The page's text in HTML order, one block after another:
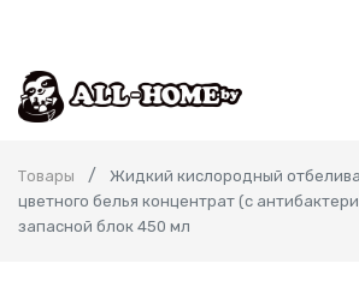
Товары
Жидкий кислородный
цветного белья концентрат (с
запасной блок 450 мл